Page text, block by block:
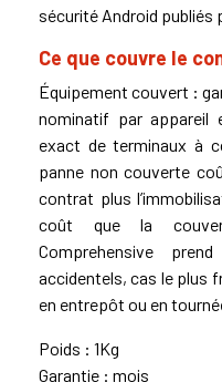
sécurité Android publiés
Ce que couvre le
Équipement couvert :
nominatif par
exact de terminaux à
panne non couverte
contrat plus
coût que la
Comprehensive
accidentels, cas le plus
en entrepôt ou en
Poids : 1Kg
Garantie : mois